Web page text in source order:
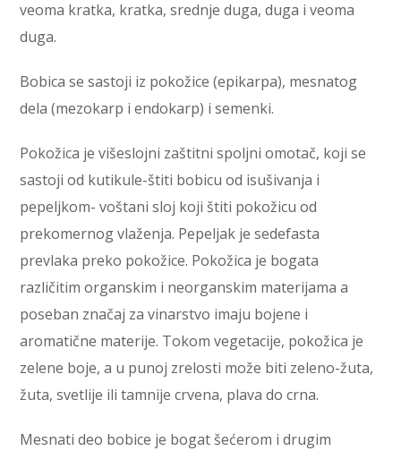
veoma kratka, kratka, srednje duga, duga i veoma
duga.
Bobica se sastoji iz pokožice (epikarpa), mesnatog
dela (mezokarp i endokarp) i semenki.
Pokožica je višeslojni zaštitni spoljni omotač, koji se
sastoji od kutikule-štiti bobicu od isušivanja i
pepeljkom- voštani sloj koji štiti pokožicu od
prekomernog vlaženja. Pepeljak je sedefasta
prevlaka preko pokožice. Pokožica je bogata
različitim organskim i neorganskim materijama a
poseban značaj za vinarstvo imaju bojene i
aromatične materije. Tokom vegetacije, pokožica je
zelene boje, a u punoj zrelosti može biti zeleno-žuta,
žuta, svetlije ili tamnije crvena, plava do crna.
Mesnati deo bobice je bogat šećerom i drugim